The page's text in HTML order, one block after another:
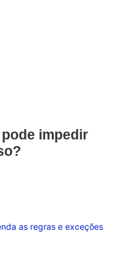
impedir